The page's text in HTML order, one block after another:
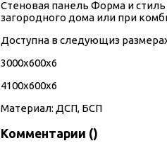
Стеновая панель Форма и
загородного дома или при
Доступна в следующиз
3000х600х6
4100х600х6
Материал: ДСП, БСП
Комментарии ()